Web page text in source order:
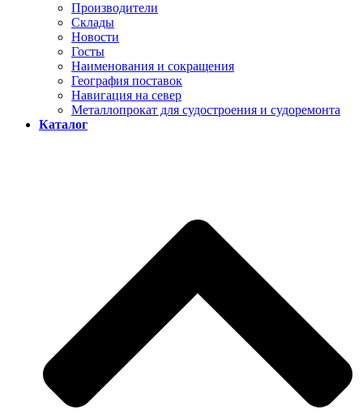
Производители
Склады
Новости
Госты
Наименования и сокращения
География поставок
Навигация на север
Металлопрокат для судостроения и судоремонта
Каталог